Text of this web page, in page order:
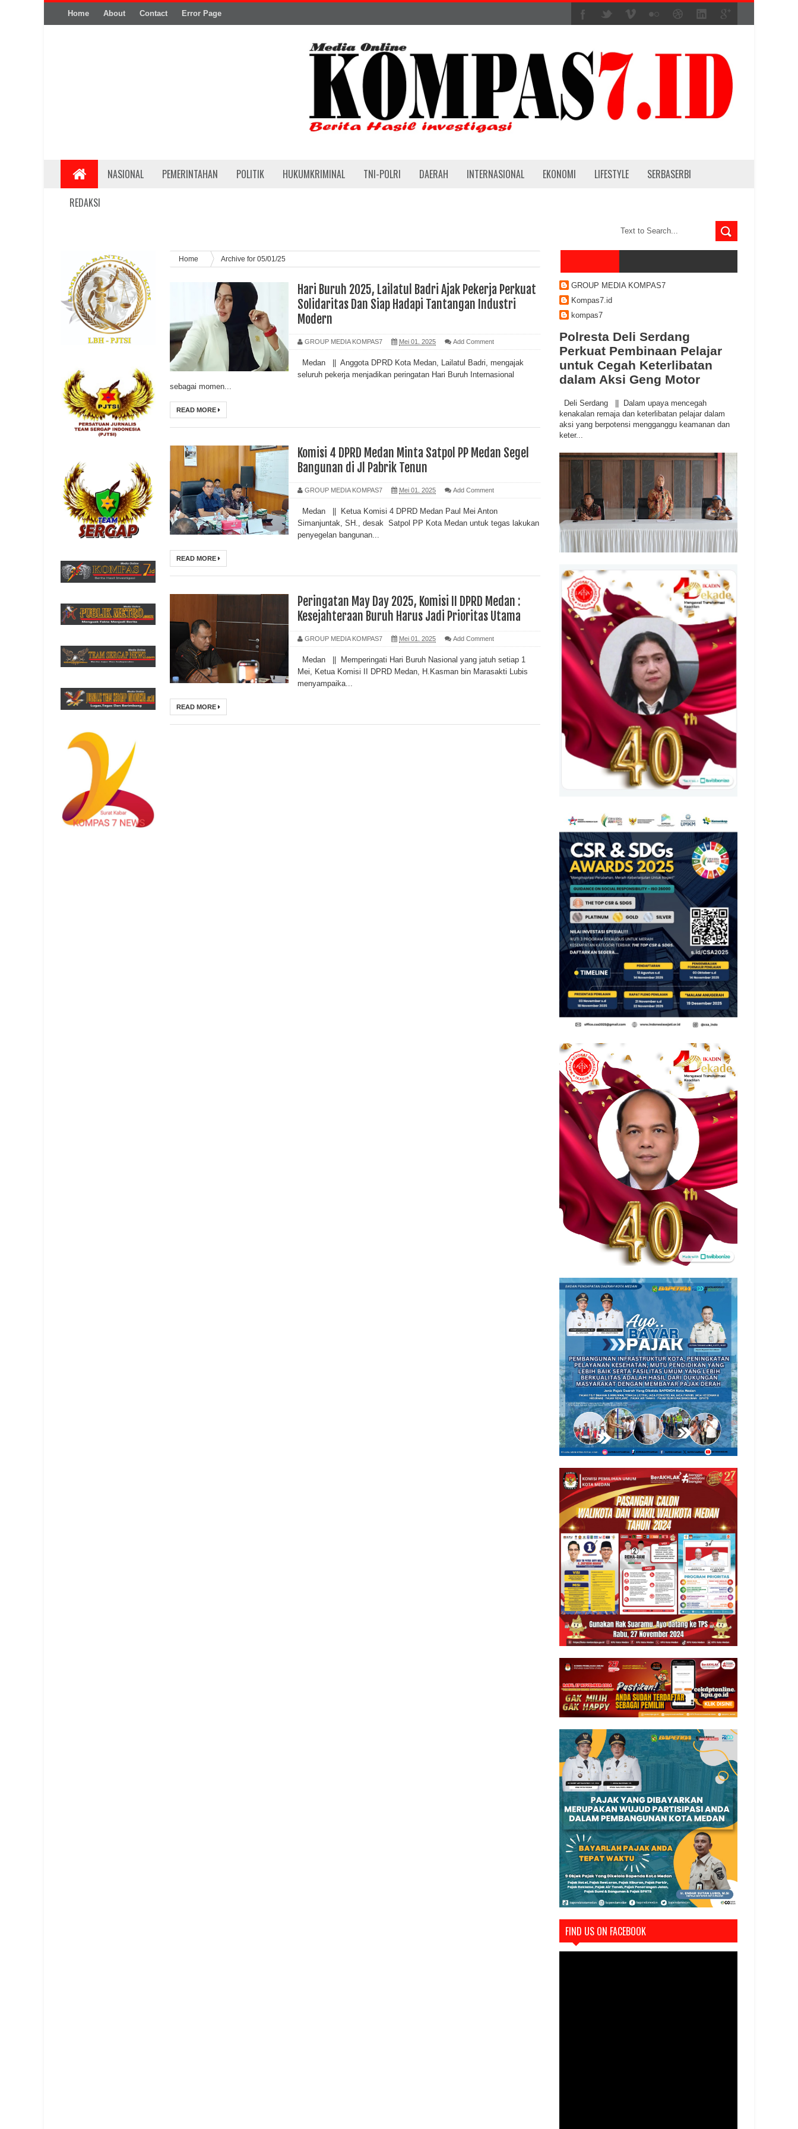
Home About Contact Error Page
NASIONAL PEMERINTAHAN POLITIK HUKUMKRIMINAL TNI-POLRI DAERAH INTERNASIONAL EKONOMI LIFESTYLE
SERBASERBI
REDAKSI
Home Archive for 05/01/25
Hari Buruh 2025, Lailatul Badri Ajak Pekerja Perkuat
Solidaritas Dan Siap Hadapi Tantangan Industri
Modern
GROUP MEDIA KOMPAS7 Mei 01, 2025 Add Comment
Medan || Anggota DPRD Kota Medan, Lailatul Badri, mengajak
seluruh pekerja menjadikan peringatan Hari Buruh Internasional
sebagai momen...
READ MORE
Komisi 4 DPRD Medan Minta Satpol PP Medan Segel
Bangunan di Jl Pabrik Tenun
GROUP MEDIA KOMPAS7 Mei 01, 2025 Add Comment
Medan || Ketua Komisi 4 DPRD Medan Paul Mei Anton
Simanjuntak, SH., desak Satpol PP Kota Medan untuk tegas lakukan
penyegelan bangunan...
READ MORE
Peringatan May Day 2025, Komisi II DPRD Medan :
Kesejahteraan Buruh Harus Jadi Prioritas Utama
GROUP MEDIA KOMPAS7 Mei 01, 2025 Add Comment
Medan || Memperingati Hari Buruh Nasional yang jatuh setiap 1
Mei, Ketua Komisi II DPRD Medan, H.Kasman bin Marasakti Lubis
menyampaika...
READ MORE
GROUP MEDIA KOMPAS7
Kompas7.id
kompas7
Polresta Deli Serdang
Perkuat Pembinaan Pelajar
untuk Cegah Keterlibatan
dalam Aksi Geng Motor
Deli Serdang || Dalam upaya mencegah
kenakalan remaja dan keterlibatan pelajar dalam
aksi yang berpotensi mengganggu keamanan dan
keter...
FIND US ON FACEBOOK